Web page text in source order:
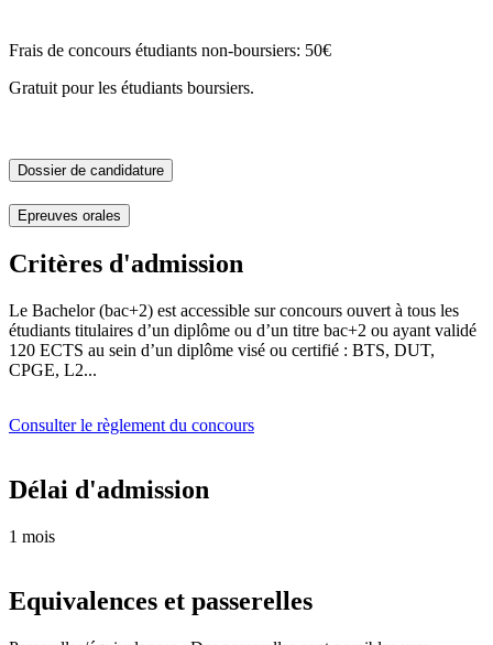
Frais de concours étudiants non-boursiers: 50€
Gratuit pour les étudiants boursiers.
Dossier de candidature
Epreuves orales
Critères d'admission
Le Bachelor (bac+2) est accessible sur concours ouvert à tous les
étudiants titulaires d’un diplôme ou d’un titre bac+2 ou ayant validé
120 ECTS au sein d’un diplôme visé ou certifié : BTS, DUT,
CPGE, L2...
Consulter le règlement du concours
Délai d'admission
1 mois
Equivalences et passerelles